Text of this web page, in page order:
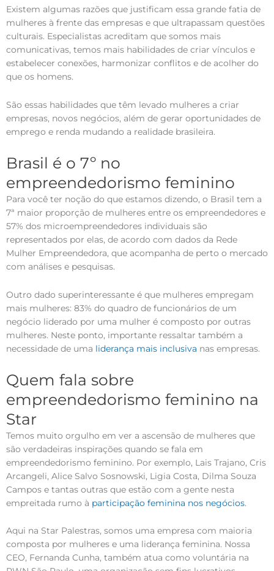
Existem algumas razões que justificam essa grande fatia de
mulheres à frente das empresas e que ultrapassam questões
culturais. Especialistas acreditam que somos mais
comunicativas, temos mais habilidades de criar vínculos e
estabelecer conexões, harmonizar conflitos e de acolher do
que os homens.
São essas habilidades que têm levado mulheres a criar
empresas, novos negócios, além de gerar oportunidades de
emprego e renda mudando a realidade brasileira.
Brasil é o 7º no
empreendedorismo feminino
Para você ter noção do que estamos dizendo, o Brasil tem a
7ª maior proporção de mulheres entre os empreendedores e
57% dos microempreendedores individuais são
representados por elas, de acordo com dados da Rede
Mulher Empreendedora, que acompanha de perto o mercado
com análises e pesquisas.
Outro dado superinteressante é que mulheres empregam
mais mulheres: 83% do quadro de funcionários de um
negócio liderado por uma mulher é composto por outras
mulheres. Neste ponto, importante ressaltar também a
necessidade de uma liderança mais inclusiva nas empresas.
Quem fala sobre
empreendedorismo feminino na
Star
Temos muito orgulho em ver a ascensão de mulheres que
são verdadeiras inspirações quando se fala em
empreendedorismo feminino. Por exemplo, Lais Trajano, Cris
Arcangeli, Alice Salvo Sosnowski, Ligia Costa, Dilma Souza
Campos e tantas outras que estão com a gente nesta
empreitada rumo à participação feminina nos negócios.
Aqui na Star Palestras, somos uma empresa com maioria
composta por mulheres e uma liderança feminina. Nossa
CEO, Fernanda Cunha, também atua como voluntária na